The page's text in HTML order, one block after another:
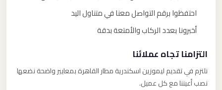
احتفظوا برقم التواصل معنا في متناول اليد
أخبرونا بعدد الركاب والأمتعة بدقة
التزامنا تجاه عملائنا
نلتزم في تقديم ليموزين اسكندرية مطار القاهرة بمعايير واضحة نضعها
نصب أعيننا مع كل عميل.